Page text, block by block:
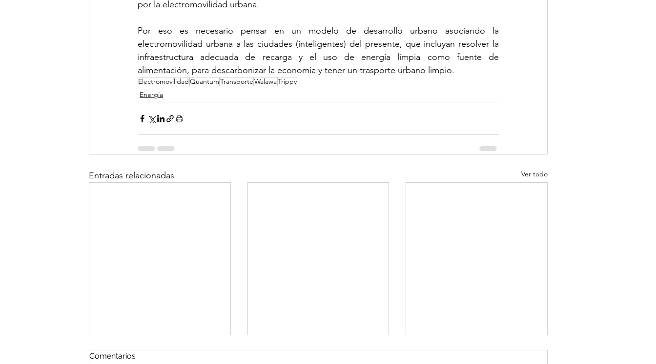
por la electromovilidad urbana.
Por eso es necesario pensar en un modelo de desarrollo urbano asociando la
electromovilidad urbana a las ciudades (inteligentes) del presente, que incluyan resolver la
infraestructura adecuada de recarga y el uso de energía limpia como fuente de
alimentación, para descarbonizar la economía y tener un trasporte urbano limpio.
Electromovilidad QuantumTransporteWalawaTrippy
Energía
Entradas relacionadas Ver todo
Comentarios